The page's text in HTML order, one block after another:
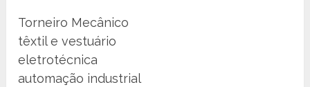
Torneiro Mecânico
têxtil e vestuário
eletrotécnica
automação industrial